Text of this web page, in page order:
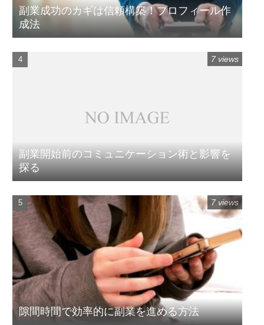
副業成功のカギは信頼構築！プロフィール作
成法
副業開始前のコミュニケーション術と影響を
探る
7 views
隙間時間で効率的に副業を進める方法
7 views